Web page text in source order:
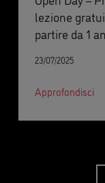
lezione
partire da 1
23/07/2025
Approfondisci